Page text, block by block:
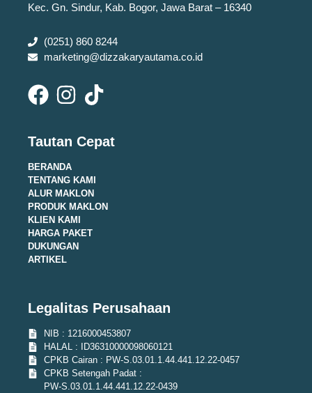
Kec. Gn. Sindur, Kab. Bogor, Jawa Barat – 16340
(0251) 860 8244
marketing@dizzakaryautama.co.id
Tautan Cepat
BERANDA
TENTANG KAMI
ALUR MAKLON
PRODUK MAKLON
KLIEN KAMI
HARGA PAKET
DUKUNGAN
ARTIKEL
Legalitas Perusahaan
NIB : 1216000453807
HALAL : ID36310000098060121
CPKB Cairan : PW-S.03.01.1.44.441.12.22-0457
CPKB Setengah Padat :
PW-S.03.01.1.44.441.12.22-0439